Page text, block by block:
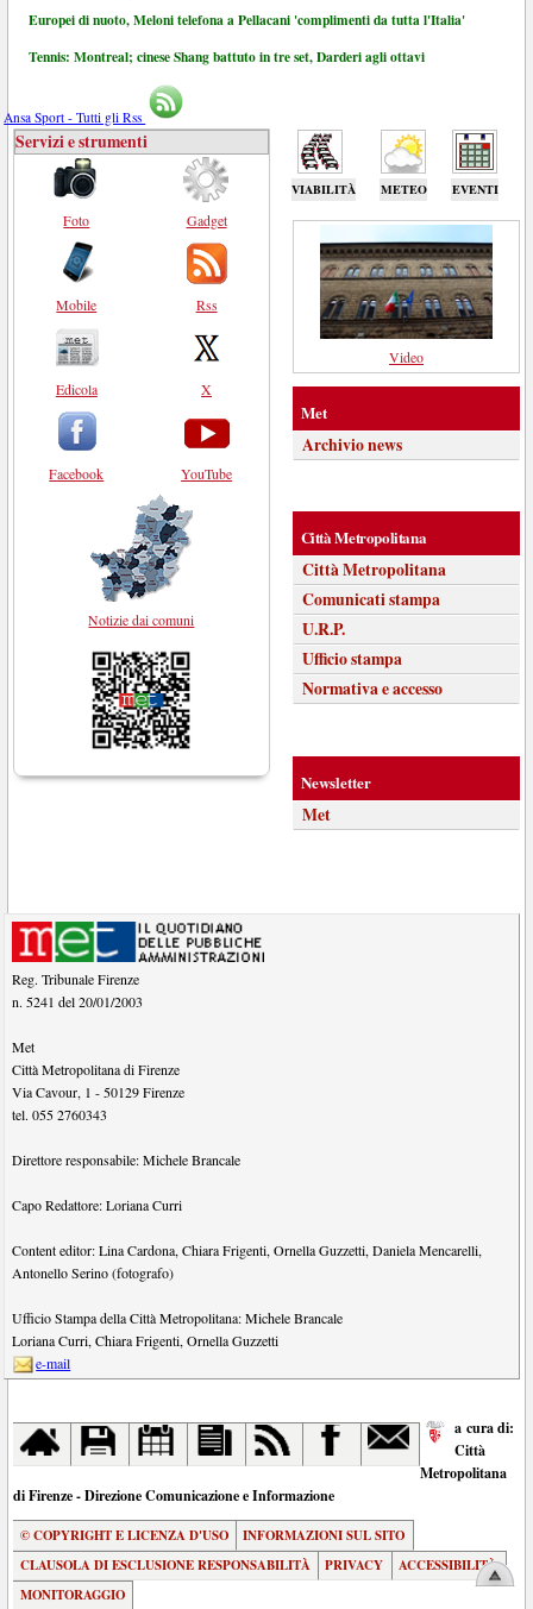
Europei di nuoto, Meloni telefona a Pellacani 'complimenti da tutta l'Italia'
Tennis: Montreal; cinese Shang battuto in tre set, Darderi agli ottavi
Ansa Sport - Tutti gli Rss
VIABILITÀ METEO EVENTI
Servizi e strumenti
Foto
Mobile
Edicola
Facebook
Gadget
Rss
X
YouTube
Notizie dai comuni
Video
Met
Archivio news
Città Metropolitana
Città Metropolitana
Comunicati stampa
U.R.P.
Ufficio stampa
Normativa e accesso
Newsletter
Met
Reg. Tribunale Firenze
n. 5241 del 20/01/2003
Met
Città Metropolitana di Firenze
Via Cavour, 1 - 50129 Firenze
tel.055 2760343
Direttore responsabile:Michele Brancale
Capo Redattore:Loriana Curri
Content editor:Lina Cardona,Chiara Frigenti,Ornella Guzzetti,Daniela Mencarelli,
Antonello Serino (fotografo)
Ufficio Stampa della Città Metropolitana:Michele Brancale
Loriana Curri,Chiara Frigenti,Ornella Guzzetti
e-mail
a cura di:
Città
Metropolitana
di Firenze - Direzione Comunicazione e Informazione
© COPYRIGHT E LICENZA D'USO
INFORMAZIONI SUL SITO
CLAUSOLA DI ESCLUSIONE RESPONSABILITÀ
PRIVACY
ACCESSIBILITÀ
MONITORAGGIO